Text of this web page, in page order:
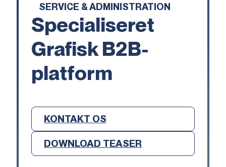
SERVICE & ADMINISTRATION
Specialiseret
Grafisk B2B-
platform
KONTAKT OS
DOWNLOAD TEASER